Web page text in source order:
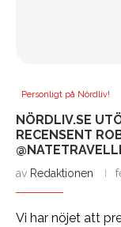
Personligt på Nördliv!
NÖRDLIV.SE
RECENSENT
av Redaktionen
Vi har nöjet att